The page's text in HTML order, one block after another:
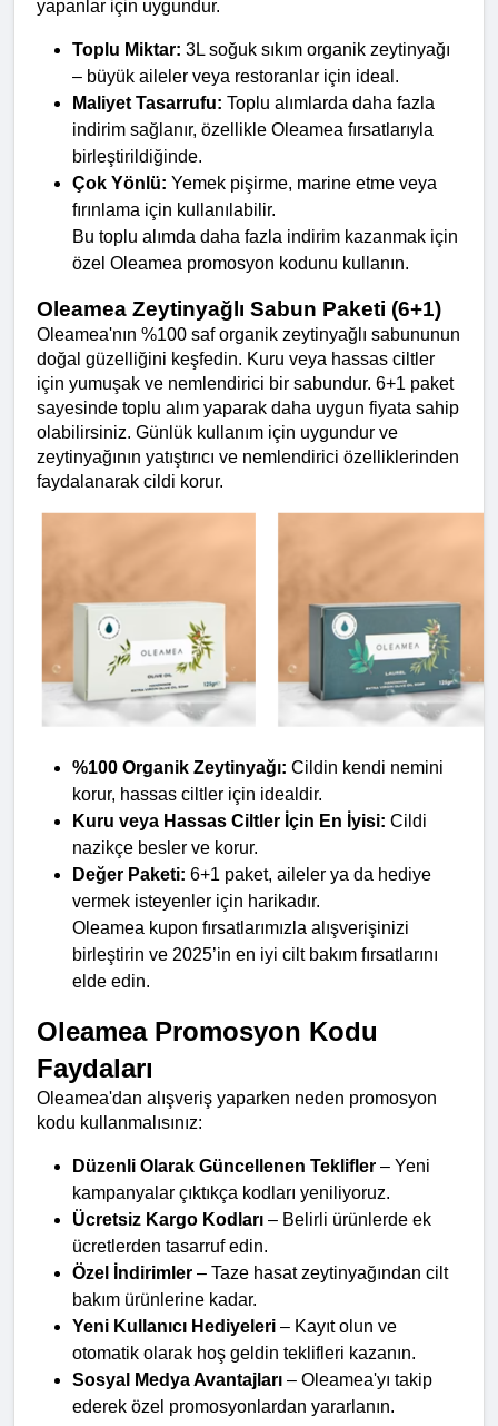
yapanlar için uygundur.
Toplu Miktar: 3L soğuk sıkım organik zeytinyağı
– büyük aileler veya restoranlar için ideal.
Maliyet Tasarrufu: Toplu alımlarda daha fazla
indirim sağlanır, özellikle Oleamea fırsatlarıyla
birleştirildiğinde.
Çok Yönlü: Yemek pişirme, marine etme veya
fırınlama için kullanılabilir.
Bu toplu alımda daha fazla indirim kazanmak için
özel Oleamea promosyon kodunu kullanın.
Oleamea Zeytinyağlı Sabun Paketi (6+1)
Oleamea'nın %100 saf organik zeytinyağlı sabununun
doğal güzelliğini keşfedin. Kuru veya hassas ciltler
için yumuşak ve nemlendirici bir sabundur. 6+1 paket
sayesinde toplu alım yaparak daha uygun fiyata sahip
olabilirsiniz. Günlük kullanım için uygundur ve
zeytinyağının yatıştırıcı ve nemlendirici özelliklerinden
faydalanarak cildi korur.
%100 Organik Zeytinyağı: Cildin kendi nemini
korur, hassas ciltler için idealdir.
Kuru veya Hassas Ciltler İçin En İyisi: Cildi
nazikçe besler ve korur.
Değer Paketi: 6+1 paket, aileler ya da hediye
vermek isteyenler için harikadır.
Oleamea kupon fırsatlarımızla alışverişinizi
birleştirin ve 2025’in en iyi cilt bakım fırsatlarını
elde edin.
Oleamea Promosyon Kodu
Faydaları
Oleamea'dan alışveriş yaparken neden promosyon
kodu kullanmalısınız:
Düzenli Olarak Güncellenen Teklifler – Yeni
kampanyalar çıktıkça kodları yeniliyoruz.
Ücretsiz Kargo Kodları – Belirli ürünlerde ek
ücretlerden tasarruf edin.
Özel İndirimler – Taze hasat zeytinyağından cilt
bakım ürünlerine kadar.
Yeni Kullanıcı Hediyeleri – Kayıt olun ve
otomatik olarak hoş geldin teklifleri kazanın.
Sosyal Medya Avantajları – Oleamea'yı takip
ederek özel promosyonlardan yararlanın.